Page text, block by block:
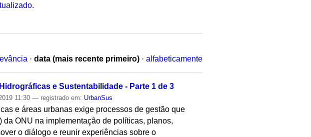
· data (mais recente primeiro) · alfabeticamente
e Sustentabilidade - Parte 1 de 3
11:30— registrado em: UrbanSus
e áreas urbanas exige processos de gestão que
ONU na implementação de políticas, planos,
o diálogo e reunir experiências sobre o